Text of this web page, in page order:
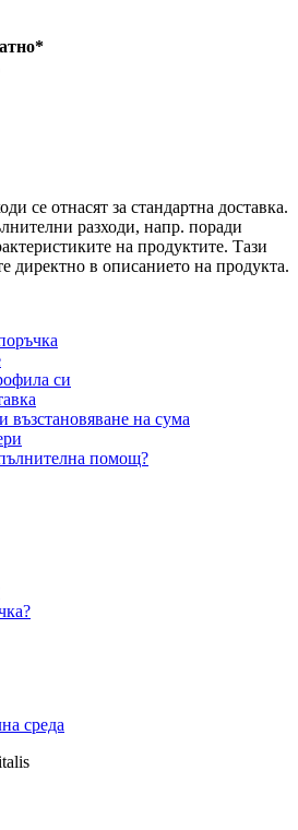
се отнасят за стандартна доставка.
разходи, напр. поради
на продуктите. Тази
директно в описанието на продукта.
си
на сума
помощ?
среда